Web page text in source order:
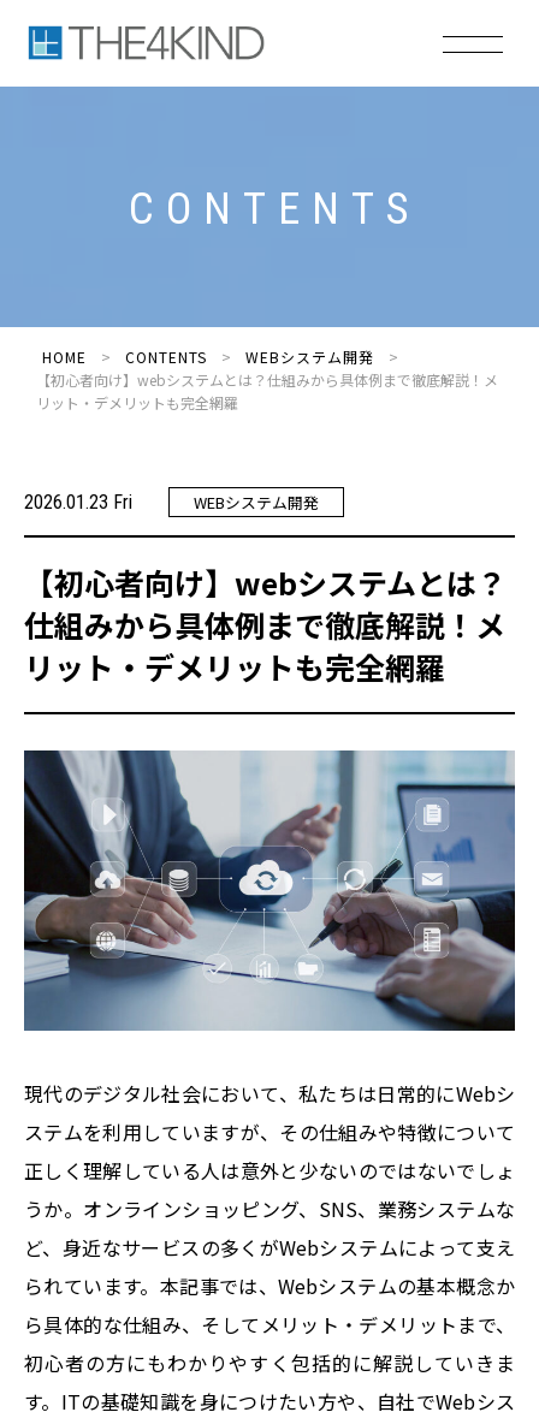
C O N T E N T S
HOME CONTENTS
WEBシステム開発
【初心者向け】webシステムとは？仕組みから具体例まで徹底解説！メ
リット・デメリットも完全網羅
2026.01.23 Fri WEBシステム開発
【初心者向け】webシステムとは？
仕組みから具体例まで徹底解説！メ
リット・デメリットも完全網羅
現代のデジタル社会において、私たちは日常的にWebシ
ステムを利用していますが、その仕組みや特徴について
正しく理解している人は意外と少ないのではないでしょ
うか。オンラインショッピング、SNS、業務システムな
ど、身近なサービスの多くがWebシステムによって支え
られています。本記事では、Webシステムの基本概念か
ら具体的な仕組み、そしてメリット・デメリットまで、
初心者の方にもわかりやすく包括的に解説していきま
す。ITの基礎知識を身につけたい方や、自社でWebシス